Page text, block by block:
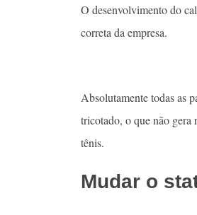
O desenvolvimento do
correta da empresa.
Absolutamente todas as
tricotado, o que não gera
tênis.
Mudar o